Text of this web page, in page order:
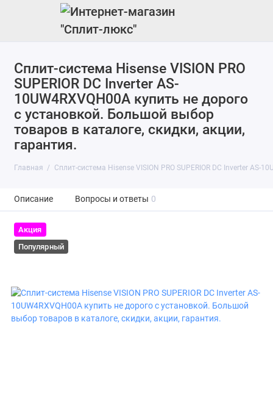
Сплит-система Hisense VISION PRO
SUPERIOR DC Inverter AS-
10UW4RXVQH00A купить не дорого
с установкой. Большой выбор
товаров в каталоге, скидки, акции,
гарантия.
Главная Сплит-система Hisense VISION PRO SUPERIOR DC Inverter AS-
Описание Вопросы и ответы 0
Акция
Популярный